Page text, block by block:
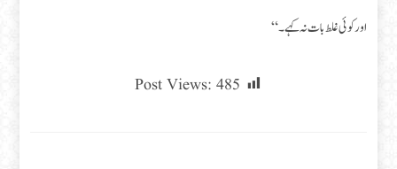
اورکوئی غلط بات نہ کہے۔“
Post Views: 485